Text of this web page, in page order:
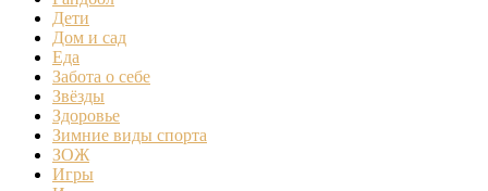
Дети
Дом и сад
Еда
Забота о себе
Звёзды
Здоровье
Зимние виды спорта
ЗОЖ
Игры